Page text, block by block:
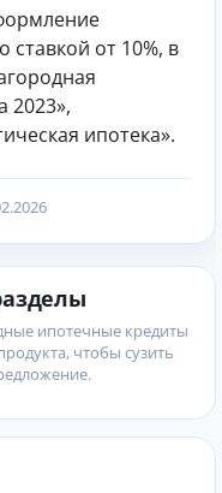
ставкой от 10%, в
2023»,
ипотека».
ипотечные кредиты
чтобы сузить